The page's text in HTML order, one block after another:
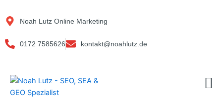
Inhalt
springen
Noah Lutz Online Marketing
0172 7585626 kontakt@noahlutz.de